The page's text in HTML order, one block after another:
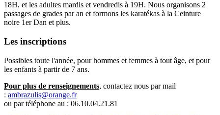
18H, et les adultes mardis et vendredis à 19H. Nous organisons 2
passages de grades par an et formons les karatékas à la Ceinture
noire 1er Dan et plus.
Les inscriptions
Possibles toute l'année, pour hommes et femmes à tout âge, et pour
les enfants à partir de 7 ans.
Pour plus de renseignements, contactez nous par mail
: ambrazulis@orange.fr
ou par téléphone au : 06.10.04.21.81